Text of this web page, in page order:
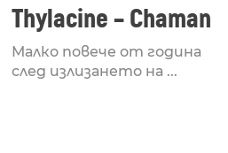
Thylacine – Chaman
Малко повече от година
след излизането на ...